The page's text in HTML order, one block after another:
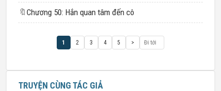
🔖 Chương 50: Hắn quan tâm đến cô
1 2 3 4 5 >
TRUYỆN CÙNG TÁC GIẢ